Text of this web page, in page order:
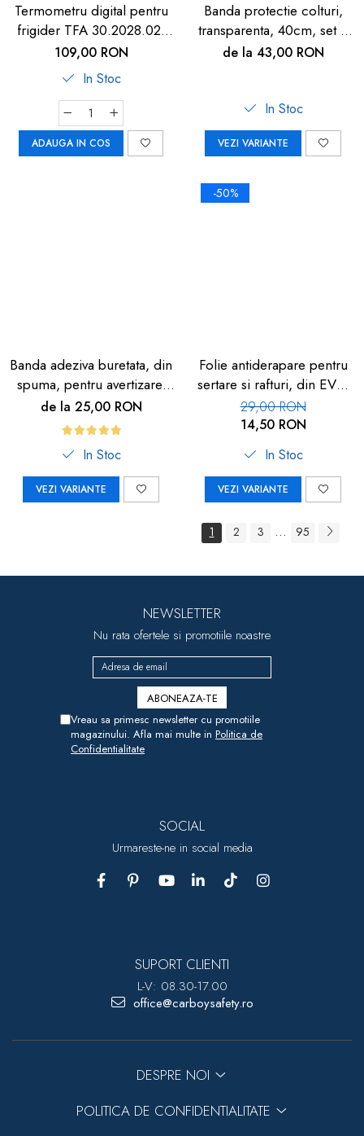
Termometru digital pentru
frigider TFA 30.2028.02,
suport magnetic
109,00 RON
In Stoc
ADAUGA IN COS
Banda protectie colturi,
transparenta, 40cm, set 2
buc
de la 43,00 RON
In Stoc
VEZI VARIANTE
Banda adeziva buretata, din
spuma, pentru avertizare,
3m, negru/galben
de la 25,00 RON
In Stoc
VEZI VARIANTE
-50%
Folie antiderapare pentru
sertare si rafturi, din EVA,
1.5m
29,00 RON
14,50 RON
In Stoc
VEZI VARIANTE
1 2 3 ... 95
NEWSLETTER
Nu rata ofertele si promotiile noastre
Vreau sa primesc newsletter cu promotiile
magazinului. Afla mai multe in Politica de
Confidentialitate
SOCIAL
Urmareste-ne in social media
SUPORT CLIENTI
L-V: 08.30-17.00
office@carboysafety.ro
DESPRE NOI
POLITICA DE CONFIDENTIALITATE